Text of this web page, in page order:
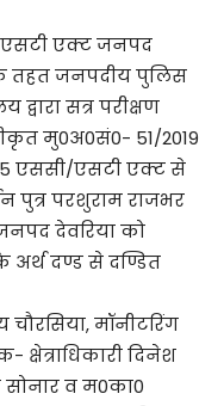
एसटी एक्ट जनपद
तहत जनपदीय पुलिस
द्वारा सत्र परीक्षण
मु0अ0सं0- 51/2019
एससी/एसटी एक्ट से
पुत्र परशुराम राजभर
देवरिया को
दण्ड से दण्डित
मॉनीटरिंग
क्षेत्राधिकारी दिनेश
सोनार व म0का0